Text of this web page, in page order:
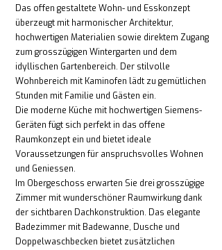
Das offen gestaltete Wohn- und Esskonzept
überzeugt mit harmonischer Architektur,
hochwertigen Materialien sowie direktem Zugang
zum grosszügigen Wintergarten und dem
idyllischen Gartenbereich. Der stilvolle
Wohnbereich mit Kaminofen lädt zu gemütlichen
Stunden mit Familie und Gästen ein.
Die moderne Küche mit hochwertigen Siemens-
Geräten fügt sich perfekt in das offene
Raumkonzept ein und bietet ideale
Voraussetzungen für anspruchsvolles Wohnen
und Geniessen.
Im Obergeschoss erwarten Sie drei grosszügige
Zimmer mit wunderschöner Raumwirkung dank
der sichtbaren Dachkonstruktion. Das elegante
Badezimmer mit Badewanne, Dusche und
Doppelwaschbecken bietet zusätzlichen